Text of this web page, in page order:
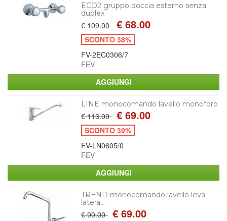
ECO2 gruppo doccia esterno senza
duplex
€ 109.00 € 68.00
SCONTO 38%
FV-2EC0306/7
FEV
LINE monocomando lavello monoforo
€ 113.00 € 69.00
SCONTO 39%
FV-LN0605/0
FEV
TREND monocomando lavello leva
latera...
€ 90.00 € 69.00